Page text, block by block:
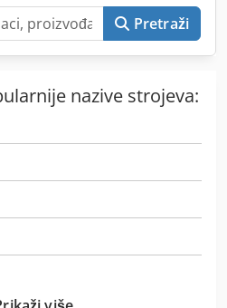
Pretraži
nazive strojeva: